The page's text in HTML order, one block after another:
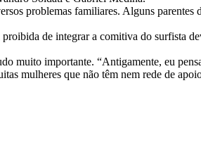
problemas familiares. Alguns
de integrar a comitiva do surfista
muito importante. “Antigamente, eu
mulheres que não têm nem rede de